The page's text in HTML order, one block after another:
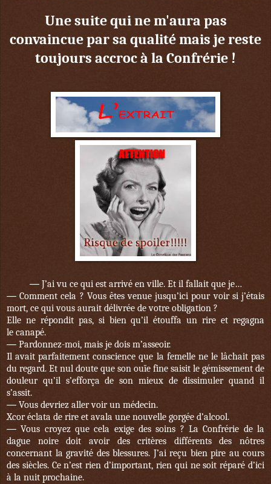
Une suite qui ne m'aura pas
convaincue par sa qualité mais je reste
toujours accroc à la Confrérie !
— J’ai vu ce qui est arrivé en ville. Et il fallait que je…
—Comment cela ? Vous êtes venue jusqu’ici pour voir si j’étais
mort, ce qui vous aurait délivrée de votre obligation ?
Elle ne répondit pas, si bien qu’il étouffa un rire et regagna
le canapé.
— Pardonnez-moi, mais je dois m’asseoir.
Il avait parfaitement conscience que la femelle ne le lâchait pas
du regard. Et nul doute que son ouïe fine saisit le gémissement de
douleur qu’il s’efforça de son mieux de dissimuler quand il
s’assit.
— Vous devriez aller voir un médecin.
Xcor éclata de rire et avala une nouvelle gorgée d’alcool.
—Vous croyez que cela exige des soins ? La Confrérie de la
dague noire doit avoir des critères différents des nôtres
concernant la gravité des blessures. J’ai reçu bien pire au cours
des siècles. Ce n’est rien d’important, rien qui ne soit réparé d’ici
à la nuit prochaine.